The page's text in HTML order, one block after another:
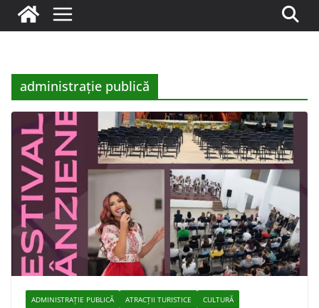
administraţie publică
ADMINISTRAŢIE PUBLICĂ ATRACȚII TURISTICE
CULTURĂ